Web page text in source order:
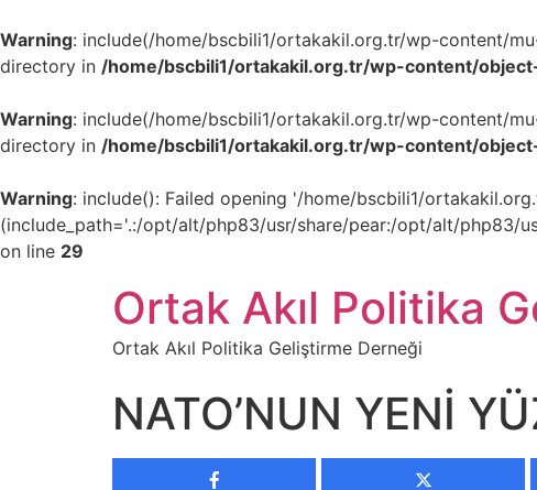
Warning: include(/home/bscbili1/ortakakil.org.tr/wp-content/
directory in /home/bscbili1/ortakakil.org.tr/wp-content/
Warning: include(/home/bscbili1/ortakakil.org.tr/wp-content/
directory in /home/bscbili1/ortakakil.org.tr/wp-content/
Warning: include(): Failed opening '/home/bscbili1/
(include_path='.:/opt/alt/php83/usr/share/pear:/opt/alt/php83/
on line 29
Ortak Akıl Politika
Ortak Akıl Politika Geliştirme Derneği
NATO’NUN YENİ